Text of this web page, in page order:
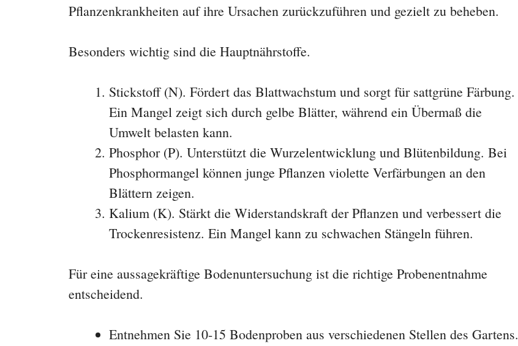
Pflanzenkrankheiten auf ihre Ursachen zurückzuführen und gezielt zu beheben.
Besonders wichtig sind die Hauptnährstoffe.
Stickstoff (N). Fördert das Blattwachstum und sorgt für sattgrüne Färbung.
Ein Mangel zeigt sich durch gelbe Blätter, während ein Übermaß die
Umwelt belasten kann.
Phosphor (P). Unterstützt die Wurzelentwicklung und Blütenbildung. Bei
Phosphormangel können junge Pflanzen violette Verfärbungen an den
Blättern zeigen.
Kalium (K). Stärkt die Widerstandskraft der Pflanzen und verbessert die
Trockenresistenz. Ein Mangel kann zu schwachen Stängeln führen.
Für eine aussagekräftige Bodenuntersuchung ist die richtige Probenentnahme
entscheidend.
Entnehmen Sie 10-15 Bodenproben aus verschiedenen Stellen des Gartens.